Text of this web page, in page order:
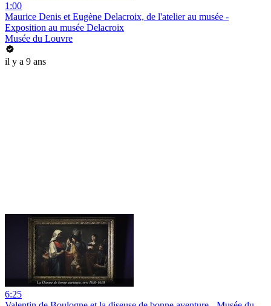
1:00
Maurice Denis et Eugène Delacroix, de l'atelier au musée -
Exposition au musée Delacroix
Musée du Louvre
il y a 9 ans
6:25